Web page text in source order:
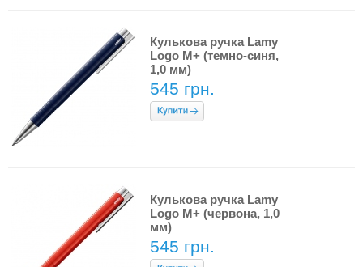
Кулькова ручка Lamy
Logo M+ (темно-синя,
1,0 мм)
545 грн.
Кулькова ручка Lamy
Logo M+ (червона, 1,0
мм)
545 грн.